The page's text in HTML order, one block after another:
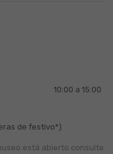
10:00 a 15:00
de festivo*)
está abierto consulte